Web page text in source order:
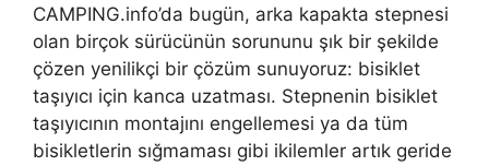
CAMPING.info’da bugün, arka kapakta stepnesi
olan birçok sürücünün sorununu şık bir şekilde
çözen yenilikçi bir çözüm sunuyoruz: bisiklet
taşıyıcı için kanca uzatması. Stepnenin bisiklet
taşıyıcının montajını engellemesi ya da tüm
bisikletlerin sığmaması gibi ikilemler artık geride